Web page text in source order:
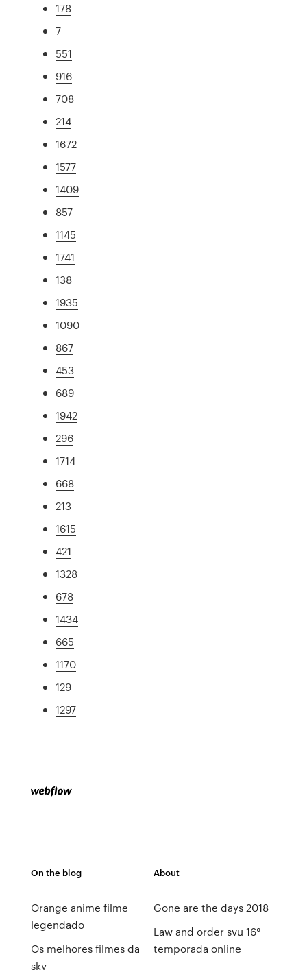
178
7
551
916
708
214
1672
1577
1409
857
1145
1741
138
1935
1090
867
453
689
1942
296
1714
668
213
1615
421
1328
678
1434
665
1170
129
1297
On the blog
Orange anime filme
legendado
Os melhores filmes da
sky
About
Gone are the days 2018
Law and order svu 16°
temporada online